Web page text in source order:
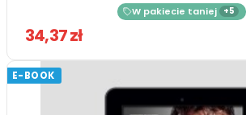
W pakiecie taniej +5
34,37 zł
E-BOOK